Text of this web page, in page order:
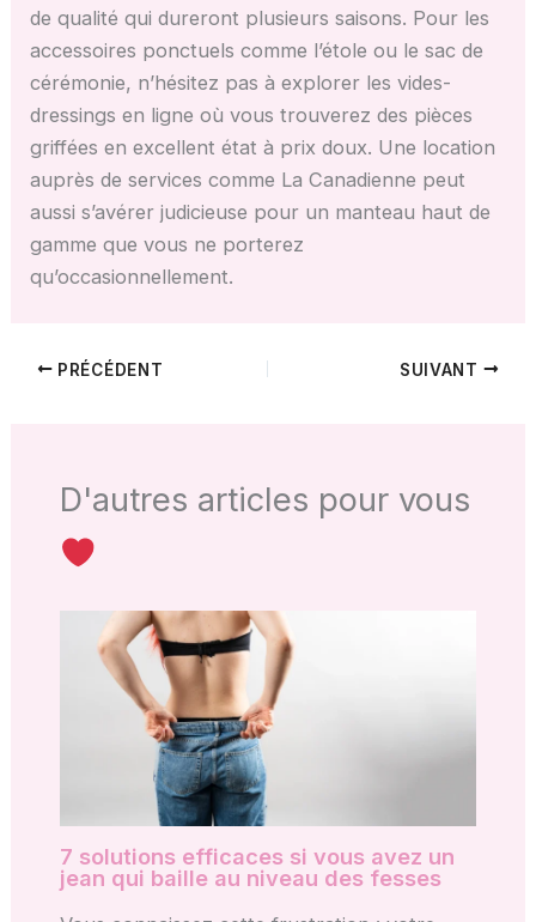
de qualité qui dureront plusieurs saisons. Pour les
accessoires ponctuels comme l’étole ou le sac de
cérémonie, n’hésitez pas à explorer les vides-
dressings en ligne où vous trouverez des pièces
griffées en excellent état à prix doux. Une location
auprès de services comme La Canadienne peut
aussi s’avérer judicieuse pour un manteau haut de
gamme que vous ne porterez
qu’occasionnellement.
PRÉCÉDENT SUIVANT
D'autres articles pour vous
7 solutions efficaces si vous avez un
jean qui baille au niveau des fesses